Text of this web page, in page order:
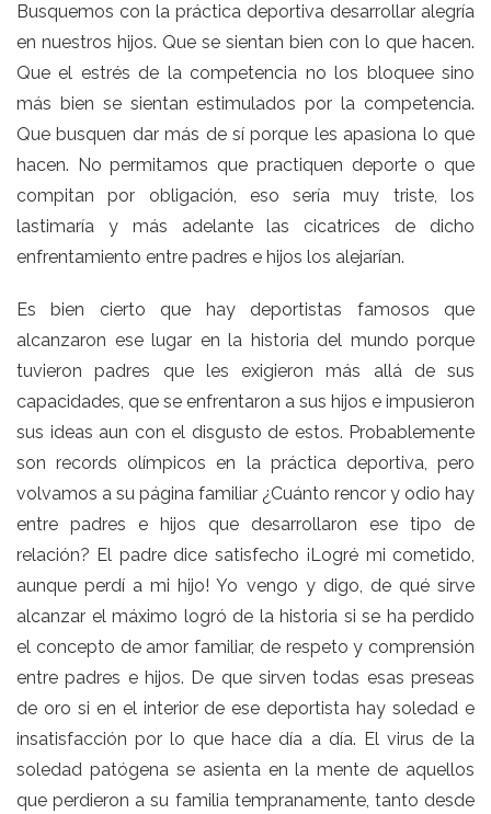
Busquemos con la práctica deportiva desarrollar alegría
en nuestros hijos. Que se sientan bien con lo que hacen.
Que el estrés de la competencia no los bloquee sino
más bien se sientan estimulados por la competencia.
Que busquen dar más de sí porque les apasiona lo que
hacen. No permitamos que practiquen deporte o que
compitan por obligación, eso sería muy triste, los
lastimaría y más adelante las cicatrices de dicho
enfrentamiento entre padres e hijos los alejarían.
Es bien cierto que hay deportistas famosos que
alcanzaron ese lugar en la historia del mundo porque
tuvieron padres que les exigieron más allá de sus
capacidades, que se enfrentaron a sus hijos e impusieron
sus ideas aun con el disgusto de estos. Probablemente
son records olímpicos en la práctica deportiva, pero
volvamos a su página familiar ¿Cuánto rencor y odio hay
entre padres e hijos que desarrollaron ese tipo de
relación? El padre dice satisfecho ¡Logré mi cometido,
aunque perdí a mi hijo! Yo vengo y digo, de qué sirve
alcanzar el máximo logró de la historia si se ha perdido
el concepto de amor familiar, de respeto y comprensión
entre padres e hijos. De que sirven todas esas preseas
de oro si en el interior de ese deportista hay soledad e
insatisfacción por lo que hace día a día. El virus de la
soledad patógena se asienta en la mente de aquellos
que perdieron a su familia tempranamente, tanto desde